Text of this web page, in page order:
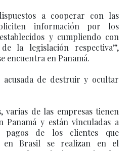
a cooperar con las
información por los
y cumpliendo con
la legislación respectiva”,
encuentra en Panamá.
acusada de destruir y ocultar
varias de las empresas tienen
Panamá y están vinculadas a
pagos de los clientes que
en Brasil se realizan en el